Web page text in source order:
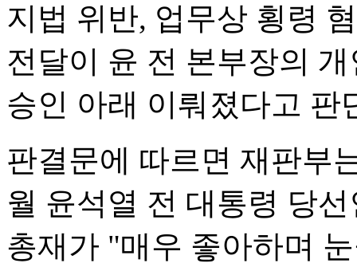
지법 위반, 업무상 횡령
전달이 윤 전 본부장의
승인 아래 이뤄졌다고 판
판결문에 따르면 재판부
월 윤석열 전 대통령 당
총재가 "매우 좋아하며